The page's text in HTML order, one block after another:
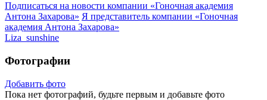
Подписаться на новости компании «Гоночная академия
Антона Захарова» Я представитель компании «Гоночная
академия Антона Захарова»
Liza_sunshine
Фотографии
Добавить фото
Пока нет фотографий, будьте первым и добавьте фото